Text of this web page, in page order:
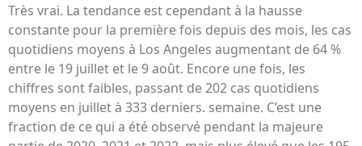
Très vrai. La tendance est cependant à la hausse
constante pour la première fois depuis des mois, les cas
quotidiens moyens à Los Angeles augmentant de 64 %
entre le 19 juillet et le 9 août. Encore une fois, les
chiffres sont faibles, passant de 202 cas quotidiens
moyens en juillet à 333 derniers. semaine. C’est une
fraction de ce qui a été observé pendant la majeure